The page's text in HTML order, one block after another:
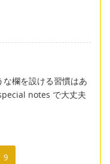
欄を設ける習慣はあ
notes で大丈夫
9